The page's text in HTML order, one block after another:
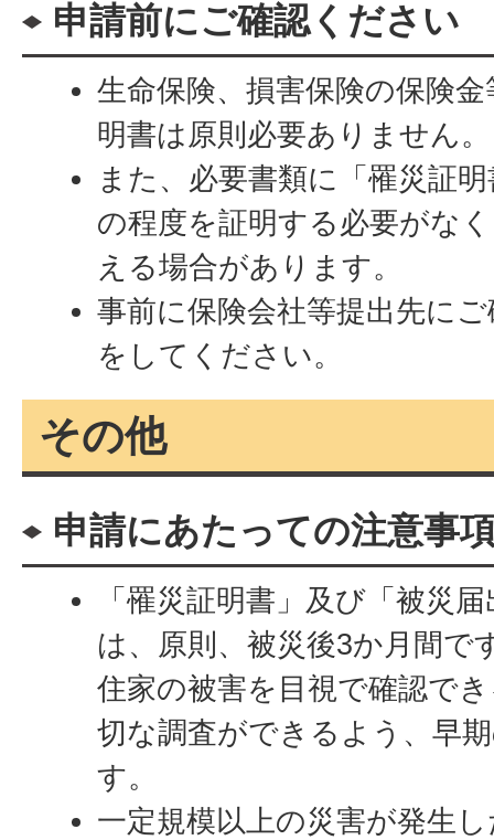
申請前にご確認ください
生命保険、損害保険の保険
明書は原則必要ありません。
また、必要書類に「罹災証
の程度を証明する必要がな
える場合があります。
事前に保険会社等提出先に
をしてください。
その他
申請にあたっての注意事
「罹災証明書」及び「被災
は、原則、被災後3か月間で
住家の被害を目視で確認で
切な調査ができるよう、早
す。
一定規模以上の災害が発生